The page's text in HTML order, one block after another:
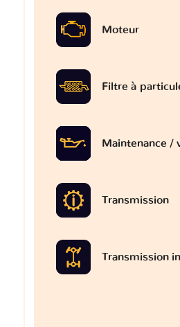
Moteur
Filtre à
Maintenance /
Transmission
Transmission